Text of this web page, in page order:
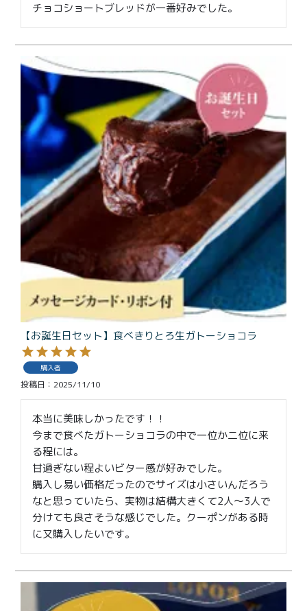
チョコショートブレッドが一番好みでした。
【お誕生日セット】食べきりとろ生ガトーショコラ
購入者
投稿日 2025/11/10
本当に美味しかったです！！
今まで食べたガトーショコラの中で一位か二位に来
る程には。
甘過ぎない程よいビター感が好みでした。
購入し易い価格だったのでサイズは小さいんだろう
なと思っていたら、実物は結構大きくて2人〜3人で
分けても良さそうな感じでした。クーポンがある時
に又購入したいです。